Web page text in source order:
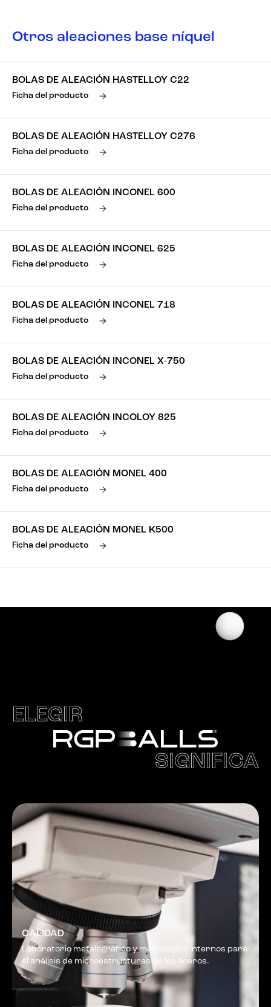
Otros aleaciones base níquel
BOLAS DE ALEACIÓN HASTELLOY C22
Ficha del producto
BOLAS DE ALEACIÓN HASTELLOY C276
Ficha del producto
BOLAS DE ALEACIÓN INCONEL 600
Ficha del producto
BOLAS DE ALEACIÓN INCONEL 625
Ficha del producto
BOLAS DE ALEACIÓN INCONEL 718
Ficha del producto
BOLAS DE ALEACIÓN INCONEL X-750
Ficha del producto
BOLAS DE ALEACIÓN INCOLOY 825
Ficha del producto
BOLAS DE ALEACIÓN MONEL 400
Ficha del producto
BOLAS DE ALEACIÓN MONEL K500
Ficha del producto
ELEGIR
SIGNIFICA
CALIDAD
Laboratorio metalográfico y metrológico internos para
el análisis de microestructuras de los aceros.